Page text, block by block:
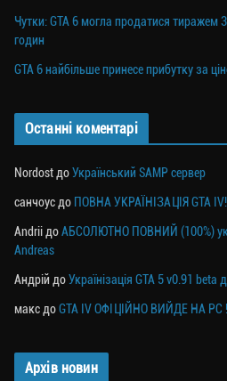
Чутки: GTA 6 могла продатися тиражем
годин
GTA 6 найбільше принесе прибутку за
Останні коментарі
Nordost доУкраїнський SAMP сервер
санчоус до ПОВНА УКРАЇНІЗАЦІЯ GTA
Andrii доАБСОЛЮТНО ПОВНИЙ (100%)
Andreas
Андрій доУкраїнізація GTA 5 v0.91 beta
макс доGTA IV ОФІЦІЙНО ВИЙДЕ НА PC
Архів новин